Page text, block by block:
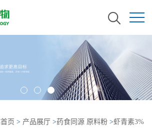
页 > 产品展厅 >药食同源 原料粉 >虾青素3%